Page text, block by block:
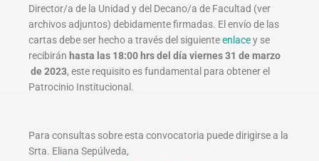
Director/a de la Unidad y del Decano/a de Facultad (ver
archivos adjuntos) debidamente firmadas. El envío de las
cartas debe ser hecho a través del siguienteenlacey se
recibirán hasta las 18:00 hrs del día viernes 31 de marzo
de 2023, este requisito es fundamental para obtener el
Patrocinio Institucional.
Para consultas sobre esta convocatoria puede dirigirse a la
Srta. Eliana Sepúlveda,